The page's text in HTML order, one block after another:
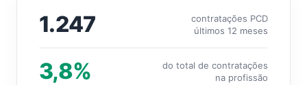
1.247
contratações PCD
últimos 12 meses
3,8%
do total de contratações
na profissão